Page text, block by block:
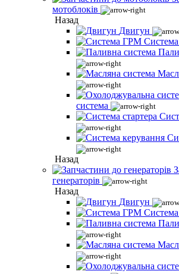
мотоблоків
Назад
Двигун
система
Назад
генераторів
Назад
Двигун